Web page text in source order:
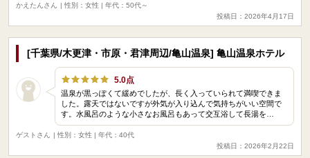
かえたんさん
| 性別：女性 | 年代：50代～
投稿日：2026年4月17日
[千葉県/木更津・市原・君津周辺/亀山温泉] 亀山温泉ホテル
5.0点
温泉が黒っぽくて緩めでしたが、長く入っていられて満喫できま
した。露天ではないですが外気が入り込んで気持ちがいい空間で
す。水風呂のような小さなお風呂もあって交互浴して長湯を…
ゲストさん
| 性別：女性 | 年代：40代
投稿日：2026年2月22日